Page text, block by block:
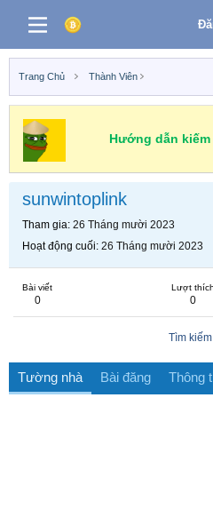
Trang Chủ Thành Viên
Hướng dẫn
sunwintoplink
Tham gia 26 Tháng mười 2023
Hoạt động cuối 26 Tháng mười 2023
Bài viết
0
Lượt thích
0
Tìm kiếm
Tường nhà Bài đăng Thông